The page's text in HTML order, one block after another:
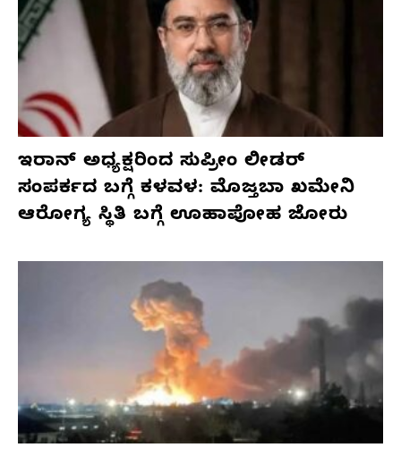
ಇರಾನ್ ಅಧ್ಯಕ್ಷರಿಂದ ಸುಪ್ರೀಂ ಲೀಡರ್
ಸಂಪರ್ಕದ ಬಗ್ಗೆ ಕಳವಳ: ಮೊಜ್ತಬಾ ಖಮೇನಿ
ಆರೋಗ್ಯ ಸ್ಥಿತಿ ಬಗ್ಗೆ ಊಹಾಪೋಹ ಜೋರು